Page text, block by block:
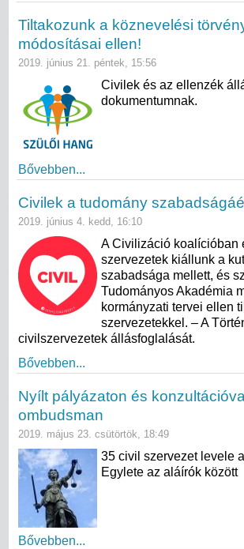
Tiltakozunk a köznevelési
módosításai ellen!
2019. június 21. péntek, 15:56
Civilek és az ellenzék
dokumentumnak.
Bővebben...
Civilek a tudomány
2019. június 4. kedd, 16:10
A Civilizáció koalícióban
szervezetek kiállunk a
szabadsága mellett, és
Tudományos Akadémia
kormányzati tervei ellen
szervezetekkel. – A
civilszervezetek állásfoglalását.
Bővebben...
Nyílt pályázaton és
ombudsman
2019. május 23. csütörtök, 18:49
35 civil szervezet levele
Egylete az aláírók között
Bővebben...